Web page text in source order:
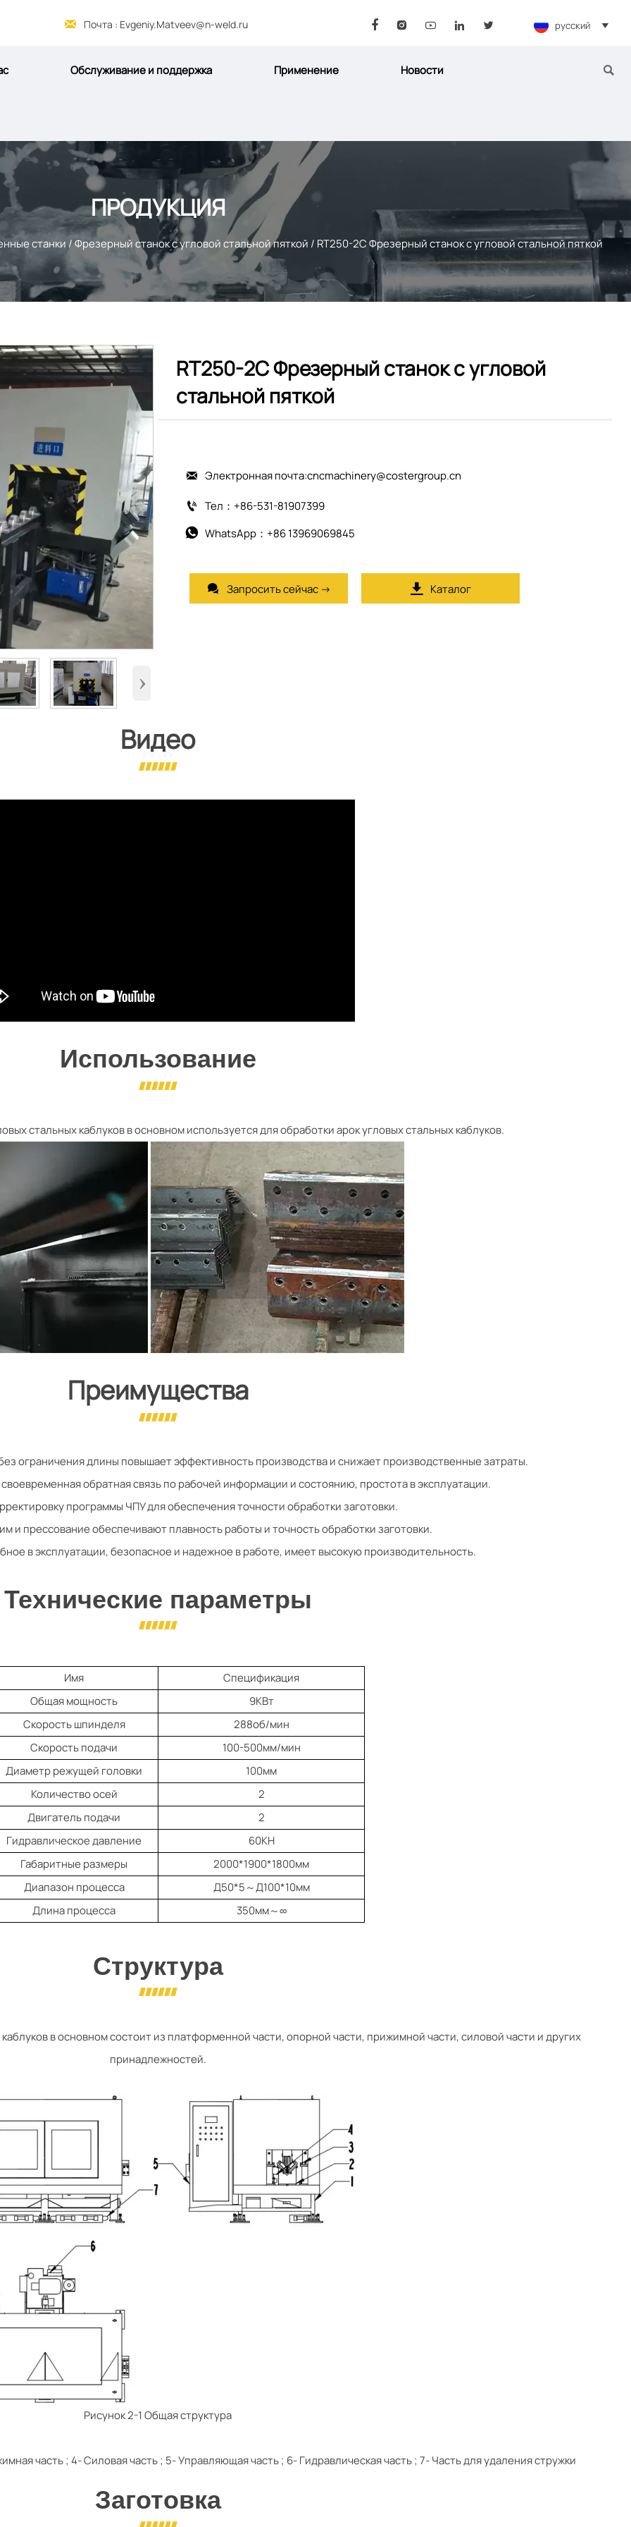
 Почта : Evgeniy.Matveev@n-weld.ru      русский 
Обслуживание и поддержка Применение Новости 
ПРОДУКЦИЯ
станки /Фрезерный станок с угловой стальной пяткой / RT250-2C Фрезерный станок с угловой стальной пяткой
›
RT250-2C Фрезерный станок с угловой
стальной пяткой
 Электронная почта:cncmachinery@costergroup.cn
 Тел：+86-531-81907399
 WhatsApp：+86 13969069845
 Запросить сейчас →  Каталог
Видео
Использование
стальных каблуков в основном используется для обработки арок угловых стальных каблуков.
Преимущества
ограничения длины повышает эффективность производства и снижает производственные затраты.
обратная связь по рабочей информации и состоянию, простота в эксплуатации.
программы ЧПУ для обеспечения точности обработки заготовки.
и прессование обеспечивают плавность работы и точность обработки заготовки.
в эксплуатации, безопасное и надежное в работе, имеет высокую производительность.
Технические параметры
Имя
Спецификация
Общая мощность
9КВт
Скорость шпинделя
288об/мин
Скорость подачи
100-500мм/мин
Диаметр режущей головки
100мм
Количество осей
2
Двигатель подачи
2
Гидравлическое давление
60КН
Габаритные размеры
2000*1900*1800мм
Диапазон процесса
Д50*5～Д100*10мм
Длина процесса
350мм～∞
Структура
в основном состоит из платформенной части, опорной части, прижимной части, силовой части и других
принадлежностей.
Рисунок 2-1 Общая структура
часть; 4- Силовая часть; 5- Управляющая часть; 6- Гидравлическая часть; 7- Часть для удаления стружки
Заготовка